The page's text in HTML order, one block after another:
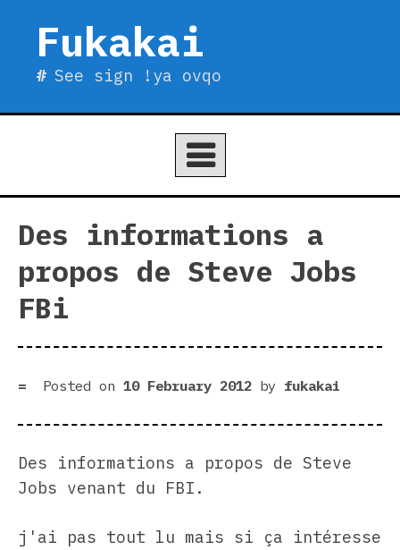
contentFukakai
See sign !ya ovqo
Des informations a
propos de Steve Jobs
FBi
Posted on 10 February 2012 by fukakai
Des informations a propos de Steve
Jobs venant du FBI.
j'ai pas tout lu mais si ça intéresse